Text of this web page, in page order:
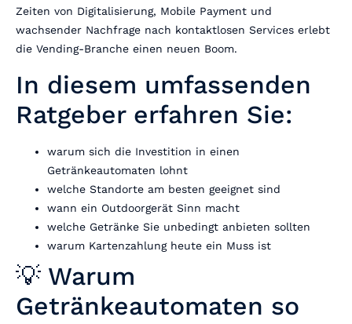
Zeiten von Digitalisierung, Mobile Payment und
wachsender Nachfrage nach kontaktlosen Services erlebt
die Vending-Branche einen neuen Boom.
In diesem umfassenden
Ratgeber erfahren Sie:
warum sich die Investition in einen
Getränkeautomaten lohnt
welche Standorte am besten geeignet sind
wann ein Outdoorgerät Sinn macht
welche Getränke Sie unbedingt anbieten sollten
warum Kartenzahlung heute ein Muss ist
💡 Warum
Getränkeautomaten so